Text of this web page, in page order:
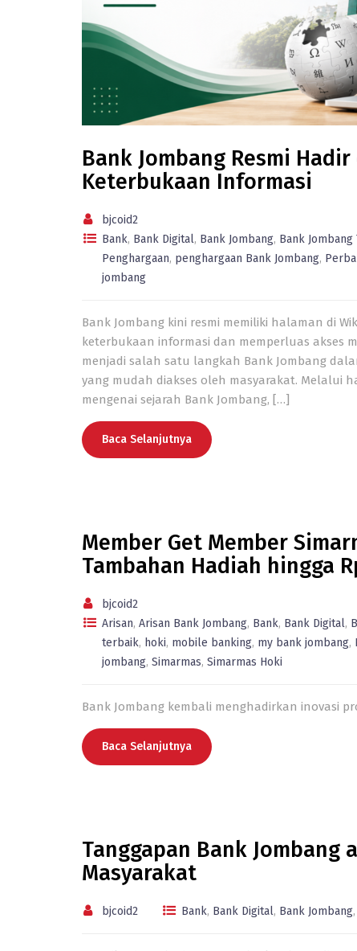
Bank Jombang Resmi
Keterbukaan Informasi
bjcoid2
Bank, Bank Digital, Bank Jombang, Bank Jombang
Penghargaan, penghargaan Bank Jombang,
jombang
Bank Jombang kini resmi memiliki halaman di
keterbukaan informasi dan memperluas akses
menjadi salah satu langkah Bank Jombang
yang mudah diakses oleh masyarakat. Melalui
mengenai sejarah Bank Jombang, […]
Baca Selanjutnya
Member Get Member
Tambahan Hadiah hingga
bjcoid2
Arisan, Arisan Bank Jombang, Bank, Bank Digital,
terbaik, hoki, mobile banking, my bank jombang,
jombang, Simarmas, Simarmas Hoki
Bank Jombang kembali menghadirkan inovasi
Baca Selanjutnya
Tanggapan Bank Jombang
Masyarakat
bjcoid2 Bank, Bank Digital, Bank Jombang,